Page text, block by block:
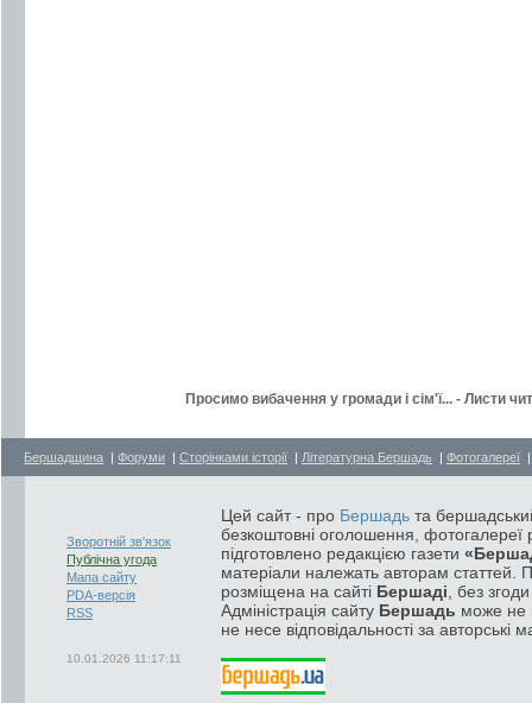
Просимо вибачення у громади і сім'ї... - Листи
Бершадщина | Форуми | Сторінками історії | Літературна Бершадь | Фотогалереї
Зворотній зв'язок
Публічна угода
Мапа сайту
PDA-версія
RSS
10.01.2026 11:17:11
Цей сайт - про Бершадь та
безкоштовні оголошення, фотогалереї
підготовлено редакцією газети
матеріали належать авторам статтей.
розміщена на сайті Бершаді , без
Адміністрація сайту Бершадь може не
не несе відповідальності за авторські